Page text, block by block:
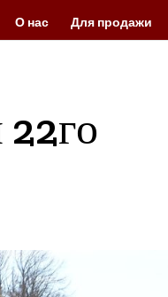
О нас Для продажи